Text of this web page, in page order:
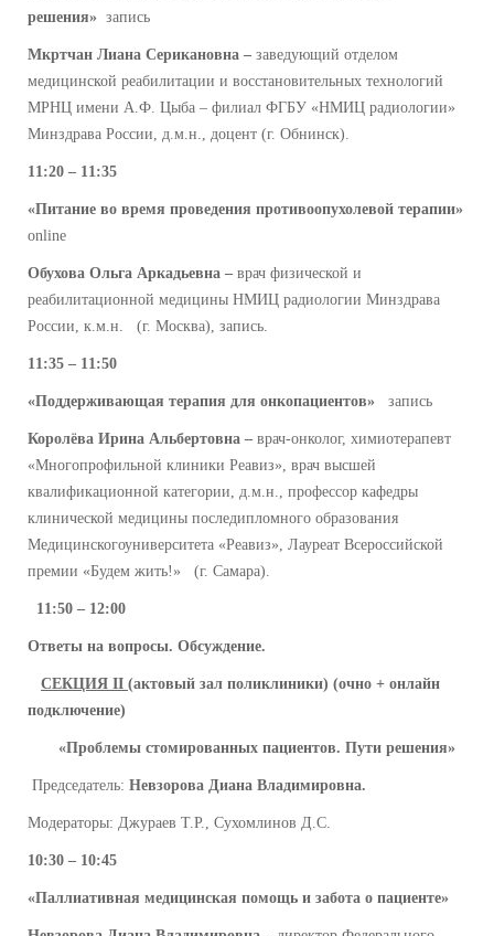
решения» запись
Мкртчан Лиана Серикановна – заведующий отделом
медицинской реабилитации и восстановительных технологий
МРНЦ имени А.Ф. Цыба – филиал ФГБУ «НМИЦ радиологии»
Минздрава России, д.м.н., доцент (г. Обнинск).
11:20 – 11:35
«Питание во время проведения противоопухолевой терапии»
online
Обухова Ольга Аркадьевна – врач физической и
реабилитационной медицины НМИЦ радиологии Минздрава
России, к.м.н.
(г. Москва), запись.
11:35 – 11:50
«Поддерживающая терапия для онкопациентов» запись
Королёва Ирина Альбертовна – врач-онколог, химиотерапевт
«Многопрофильной клиники Реавиз», врач высшей
квалификационной категории, д.м.н., профессор кафедры
клинической медицины последипломного образования
Медицинскогоуниверситета «Реавиз», Лауреат Всероссийской
премии «Будем жить!»
(г. Самара).
11:50 – 12:00
Ответы на вопросы. Обсуждение.
СЕКЦИЯ II (актовый зал поликлиники) (очно + онлайн
подключение)
«Проблемы стомированных пациентов. Пути решения»
Председатель: Невзорова Диана Владимировна.
Модераторы: Джураев Т.Р., Сухомлинов Д.С.
10:30 – 10:45
«Паллиативная медицинская помощь и забота о пациенте»